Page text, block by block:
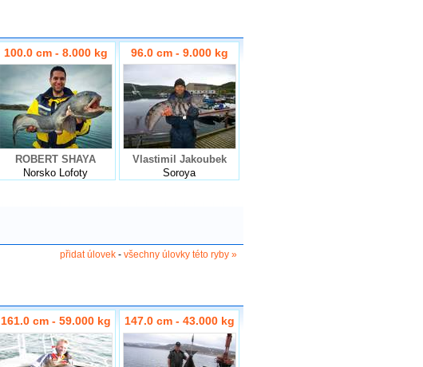
100.0 cm - 8.000 kg
ROBERT SHAYA
Norsko Lofoty
96.0 cm - 9.000 kg
Vlastimil Jakoubek
Soroya
přidat úlovek - všechny úlovky této ryby »
161.0 cm - 59.000 kg 147.0 cm - 43.000 kg